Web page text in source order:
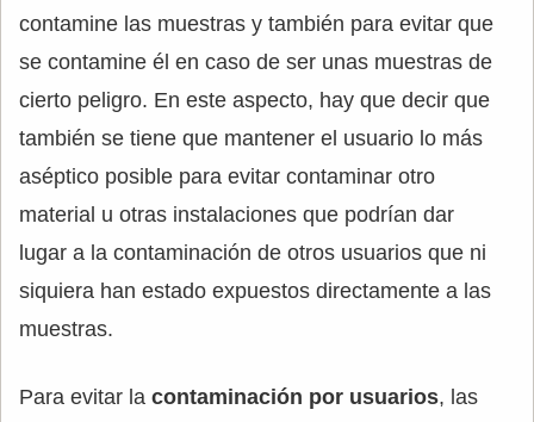
contamine las muestras y también para evitar que
se contamine él en caso de ser unas muestras de
cierto peligro. En este aspecto, hay que decir que
también se tiene que mantener el usuario lo más
aséptico posible para evitar contaminar otro
material u otras instalaciones que podrían dar
lugar a la contaminación de otros usuarios que ni
siquiera han estado expuestos directamente a las
muestras.
Para evitar la contaminación por usuarios, las